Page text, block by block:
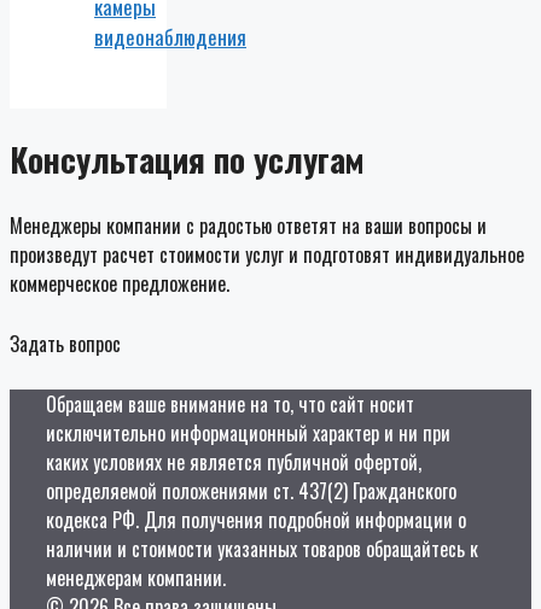
камеры
видеонаблюдения
Консультация по услугам
Менеджеры компании с радостью ответят на ваши вопросы и
произведут расчет стоимости услуг и подготовят индивидуальное
коммерческое предложение.
Задать вопрос
Обращаем ваше внимание на то, что сайт носит
исключительно информационный характер и ни при
каких условиях не является публичной офертой,
определяемой положениями ст. 437(2) Гражданского
кодекса РФ. Для получения подробной информации о
наличии и стоимости указанных товаров обращайтесь к
менеджерам компании.